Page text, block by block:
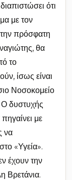
ότι
με τον
την πρόσφατη
θα
το
ίσως είναι
Νοσοκομείο
Ο δυστυχής
με
να
«Υγεία».
έχουν την
Βρετάνια.